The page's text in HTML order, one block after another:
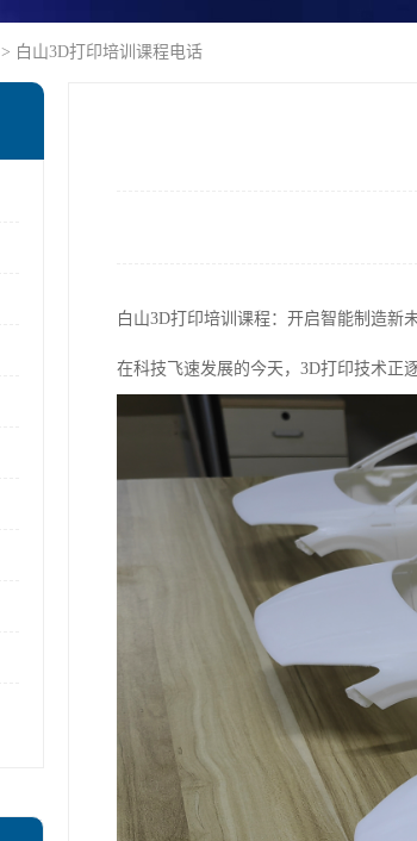
> 白山3D打印培训课程电话
白山3D打印培训课程：开启智能制造新
在科技飞速发展的今天，3D打印技术正